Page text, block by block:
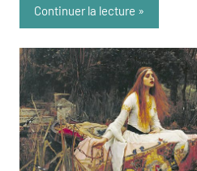
Continuer la lecture